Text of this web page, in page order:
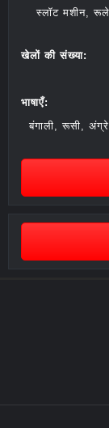
स्लॉट मशीन,
खेलों की संख्या:
भाषाएँ:
बंगाली, रूसी,